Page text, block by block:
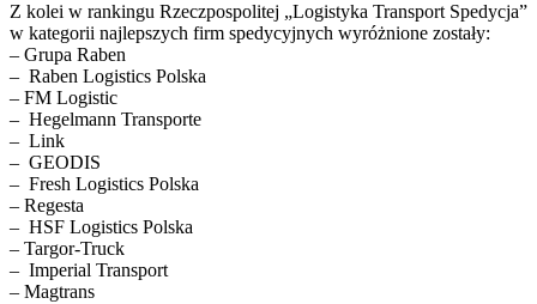
Z kolei w rankingu Rzeczpospolitej „Logistyka Transport Spedycja”
w kategorii najlepszych firm spedycyjnych wyróżnione zostały:
– Grupa Raben
– Raben Logistics Polska
– FM Logistic
– Hegelmann Transporte
– Link
– GEODIS
– Fresh Logistics Polska
– Regesta
– HSF Logistics Polska
– Targor-Truck
– Imperial Transport
– Magtrans